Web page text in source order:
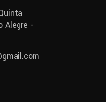
Alegre -